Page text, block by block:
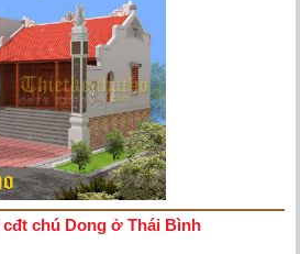
cđt chú Dong ở Thái Bình